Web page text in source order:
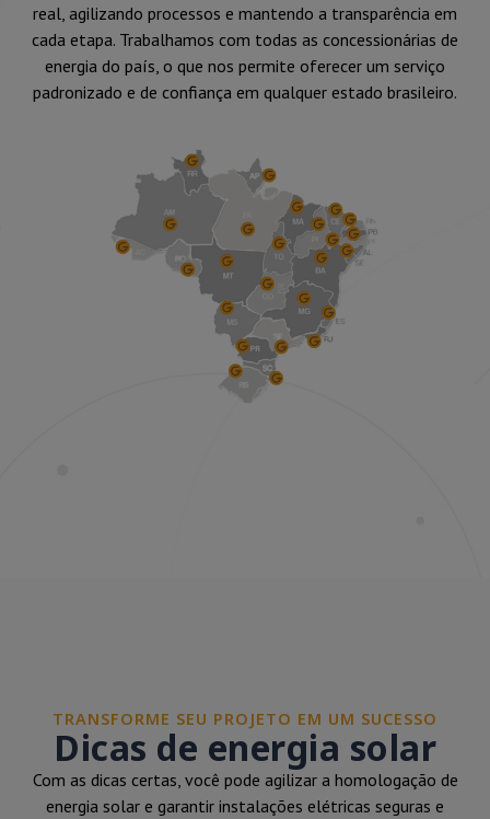
real, agilizando processos e mantendo a transparência em
cada etapa. Trabalhamos com todas as concessionárias de
energia do país, o que nos permite oferecer um serviço
padronizado e de confiança em qualquer estado brasileiro.
TRANSFORME SEU PROJETO EM UM SUCESSO
Dicas de energia solar
Com as dicas certas, você pode agilizar a homologação de
energia solar e garantir instalações elétricas seguras e